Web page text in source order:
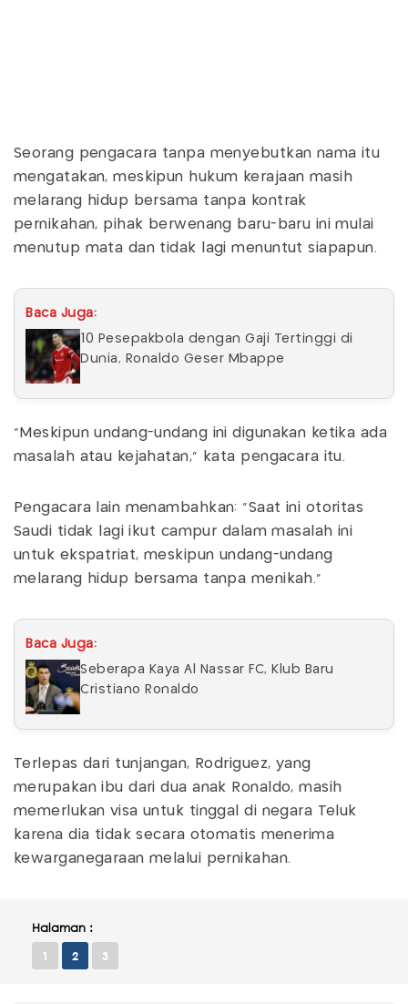
Seorang pengacara tanpa menyebutkan nama itu
mengatakan, meskipun hukum kerajaan masih
melarang hidup bersama tanpa kontrak
pernikahan, pihak berwenang baru-baru ini mulai
menutup mata dan tidak lagi menuntut siapapun.
Baca Juga:
10 Pesepakbola dengan Gaji Tertinggi di
Dunia, Ronaldo Geser Mbappe
“Meskipun undang-undang ini digunakan ketika ada
masalah atau kejahatan,” kata pengacara itu.
Pengacara lain menambahkan: “Saat ini otoritas
Saudi tidak lagi ikut campur dalam masalah ini
untuk ekspatriat, meskipun undang-undang
melarang hidup bersama tanpa menikah.”
Baca Juga:
Seberapa Kaya Al Nassar FC, Klub Baru
Cristiano Ronaldo
Terlepas dari tunjangan, Rodriguez, yang
merupakan ibu dari dua anak Ronaldo, masih
memerlukan visa untuk tinggal di negara Teluk
karena dia tidak secara otomatis menerima
kewarganegaraan melalui pernikahan.
Halaman :
1 2 3